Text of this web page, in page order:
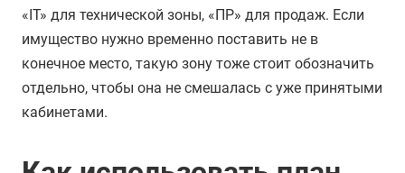
«IT» для технической зоны, «ПР» для продаж. Если
имущество нужно временно поставить не в
конечное место, такую зону тоже стоит обозначить
отдельно, чтобы она не смешалась с уже принятыми
кабинетами.